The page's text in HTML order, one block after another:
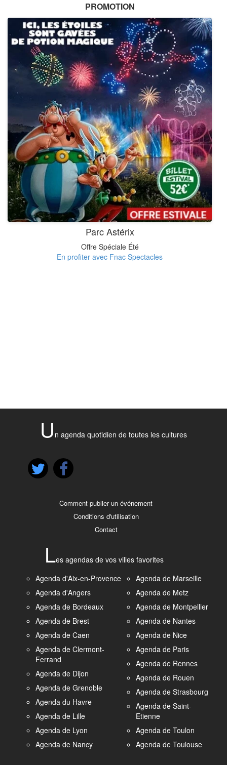
PROMOTION
Parc Astérix
Offre Spéciale Été
En profiter avec Fnac Spectacles
U n agenda quotidien de toutes les cultures
Comment publier un événement
Conditions d'utilisation
Contact
Les agendas de vos villes favorites
Agenda d'Aix-en-Provence
Agenda d'Angers
Agenda de Bordeaux
Agenda de Brest
Agenda de Caen
Agenda de Clermont-
Ferrand
Agenda de Dijon
Agenda de Grenoble
Agenda du Havre
Agenda de Lille
Agenda de Lyon
Agenda de Nancy
Agenda de Marseille
Agenda de Metz
Agenda de Montpellier
Agenda de Nantes
Agenda de Nice
Agenda de Paris
Agenda de Rennes
Agenda de Rouen
Agenda de Strasbourg
Agenda de Saint-
Etienne
Agenda de Toulon
Agenda de Toulouse